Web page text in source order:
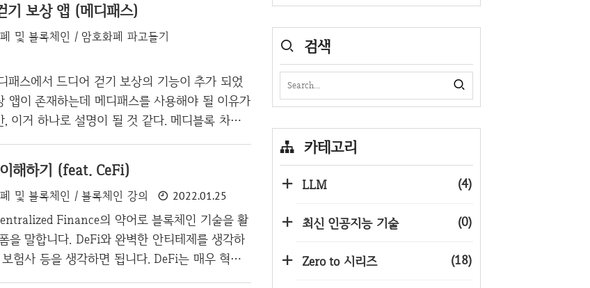
스테픈에 대해서 한번 알아보도록 하겠습니다.
(GMT, GST)들은 우선 솔라나(Solana, SOL) 코
큰(Token)입니다. 기본적으로 솔라나로 NFT 슈
보상 앱 (메디패스)
및 블록체인 / 암호화폐 파고들기
패스에서 드디어 걷기 보상의 기능이 추가 되었
앱이 존재하는데 메디패스를 사용해야 될 이유가
이거 하나로 설명이 될 것 같다. 메디블록 차트
는 앱들을 보면 1만보당 100원 정도를 주거나 혹
그러나 메디블록은 2천보에 1메디, 5천보에 2메
디를 받는 것이고 1만보를 걸으면 총 6메디를
크 기능까지 있는데 매일 1메디를 주게 된다.
까지 하면 7메디를 받으니 현재 가격으로 350원
메디블..
해하기 (feat. CeFi)
및 블록체인 / 블록체인 강의 2022.01.25
Finance의 약어로 블록체인 기술을 활
을 말합니다. DeFi와 완벽한 안티테제를 생각하
험사 등을 생각하면 됩니다. DeFi는 매우 혁신
검색
카테고리
LLM (4)
최신 인공지능 기술 (0)
Zero to 시리즈 (18)